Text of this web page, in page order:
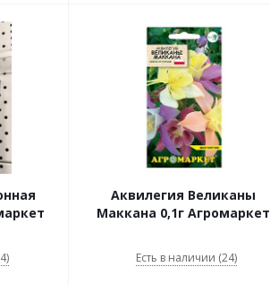
Аквилегия Великаны
Маккана 0,1г Агромаркет
Есть в наличии (24)